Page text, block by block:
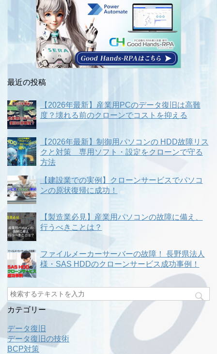
最近の投稿
【2026年最新】産業用PCのデータ復旧は高難
度？壊れる前のクローンでコストを抑える
【2026年最新】制御用パソコンの HDD故障リス
クと対策 専用ソフト・設定をクローンで守る
方法
【建設業での実例】クローンサービスでパソコ
ンの原状復帰に成功！
【製造業必見】産業用パソコンの故障に備え、
行うべきことは？
ファイルメーカーサーバーの故障！ 長野県法人
様・SAS HDDのクローンサービス成功事例！
カテゴリー
データ復旧
データ復旧の技術
BCP対策